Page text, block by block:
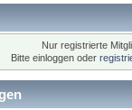
Nur registrierte
Bitte einloggen oder